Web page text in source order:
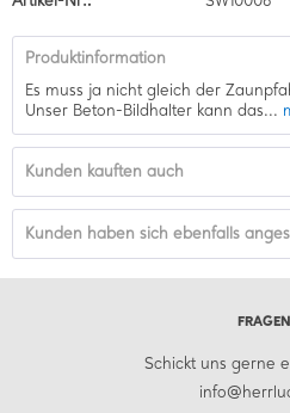
Produktinformation
Es muss ja nicht gleich der
Unser Beton-Bildhalter kann das...
Kunden kauften auch
Kunden haben sich ebenfalls
Schickt uns gerne